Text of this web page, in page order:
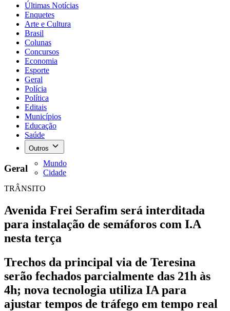
Últimas Notícias
Enquetes
Arte e Cultura
Brasil
Colunas
Concursos
Economia
Esporte
Geral
Polícia
Política
Editais
Municípios
Educação
Saúde
Outros
Mundo
Cidade
Geral
TRÂNSITO
Avenida Frei Serafim será interditada
para instalação de semáforos com I.A
nesta terça
Trechos da principal via de Teresina
serão fechados parcialmente das 21h às
4h; nova tecnologia utiliza IA para
ajustar tempos de tráfego em tempo real